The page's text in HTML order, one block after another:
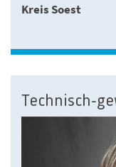
Kreis Soest
Technisch-